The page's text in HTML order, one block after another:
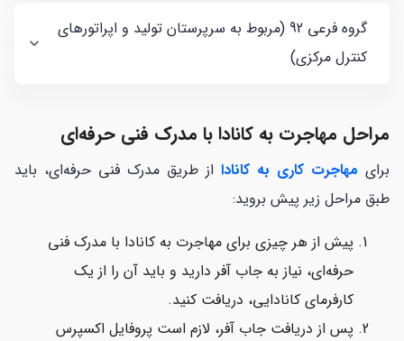
گروه فرعی 92 (مربوط به سرپرستان تولید و اپراتورهای
کنترل مرکزی)
مراحل مهاجرت به کانادا با مدرک فنی حرفه‌ای
برای مهاجرت کاری به کانادا از طریق مدرک فنی حرفه‌ای، باید
طبق مراحل زیر پیش بروید:
پیش از هر چیزی برای مهاجرت به کانادا با مدرک فنی
حرفه‌ای، نیاز به جاب آفر دارید و باید آن را از یک
کارفرمای کانادایی، دریافت کنید.
پس از دریافت جاب آفر، لازم است پروفایل اکسپرس